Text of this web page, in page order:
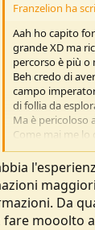
Franzelion ha
Aah ho capito
grande XD ma
percorso è più o
Beh credo di
campo
di follia da
Ma è pericoloso
Come mai me lo
pensare che è
due corni, ma se
Da
fare mooolto